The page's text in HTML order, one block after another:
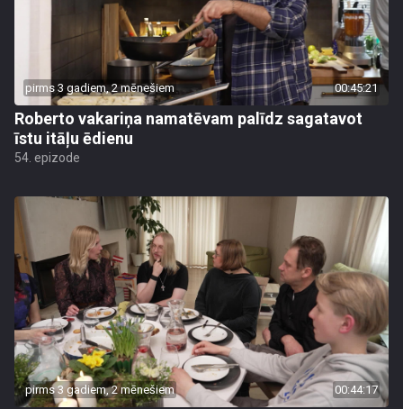
pirms 3 gadiem, 2 mēnešiem 00:45:21
Roberto vakariņa namatēvam palīdz sagatavot
īstu itāļu ēdienu
54. epizode
pirms 3 gadiem, 2 mēnešiem 00:44:17